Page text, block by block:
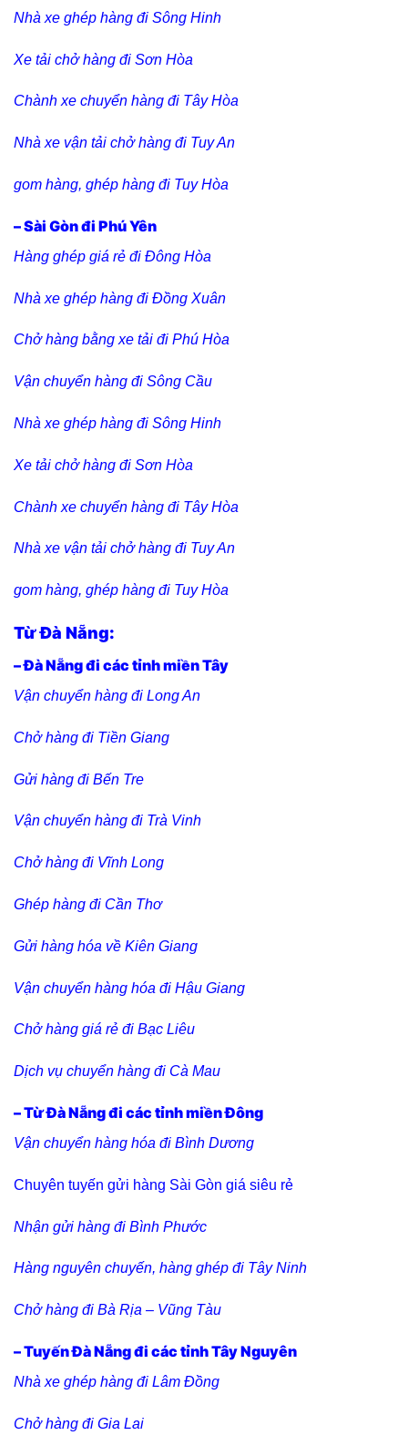
Nhà xe ghép hàng đi Sông Hinh
Xe tải chở hàng đi Sơn Hòa
Chành xe chuyển hàng đi Tây Hòa
Nhà xe vận tải chở hàng đi Tuy An
gom hàng, ghép hàng đi Tuy Hòa
– Sài Gòn đi Phú Yên
Hàng ghép giá rẻ đi Đông Hòa
Nhà xe ghép hàng đi Đồng Xuân
Chở hàng bằng xe tải đi Phú Hòa
Vận chuyển hàng đi Sông Cầu
Nhà xe ghép hàng đi Sông Hinh
Xe tải chở hàng đi Sơn Hòa
Chành xe chuyển hàng đi Tây Hòa
Nhà xe vận tải chở hàng đi Tuy An
gom hàng, ghép hàng đi Tuy Hòa
Từ Đà Nẵng:
– Đà Nẵng đi các tỉnh miền Tây
Vận chuyển hàng đi Long An
Chở hàng đi Tiền Giang
Gửi hàng đi Bến Tre
Vận chuyển hàng đi Trà Vinh
Chở hàng đi Vĩnh Long
Ghép hàng đi Cần Thơ
Gửi hàng hóa về Kiên Giang
Vận chuyển hàng hóa đi Hậu Giang
Chở hàng giá rẻ đi Bạc Liêu
Dịch vụ chuyển hàng đi Cà Mau
– Từ Đà Nẵng đi các tỉnh miền Đông
Vận chuyển hàng hóa đi Bình Dương
Chuyên tuyến gửi hàng Sài Gòn giá siêu rẻ
Nhận gửi hàng đi Bình Phước
Hàng nguyên chuyến, hàng ghép đi Tây Ninh
Chở hàng đi Bà Rịa – Vũng Tàu
– Tuyến Đà Nẵng đi các tỉnh Tây Nguyên
Nhà xe ghép hàng đi Lâm Đồng
Chở hàng đi Gia Lai